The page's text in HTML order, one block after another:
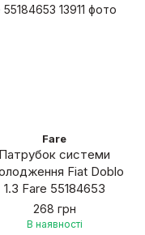
Fare
Патрубок системи
Fiat Doblo
1.3 Fare 55184653
268 грн
В наявності